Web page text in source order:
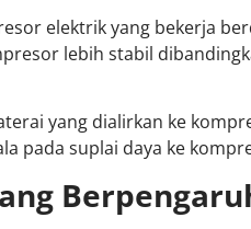
elektrik yang bekerja
lebih stabil
yang dialirkan ke
pada suplai daya ke